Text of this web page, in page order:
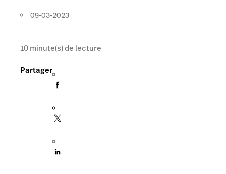
09-03-2023
10minute(s) de lecture
Partager